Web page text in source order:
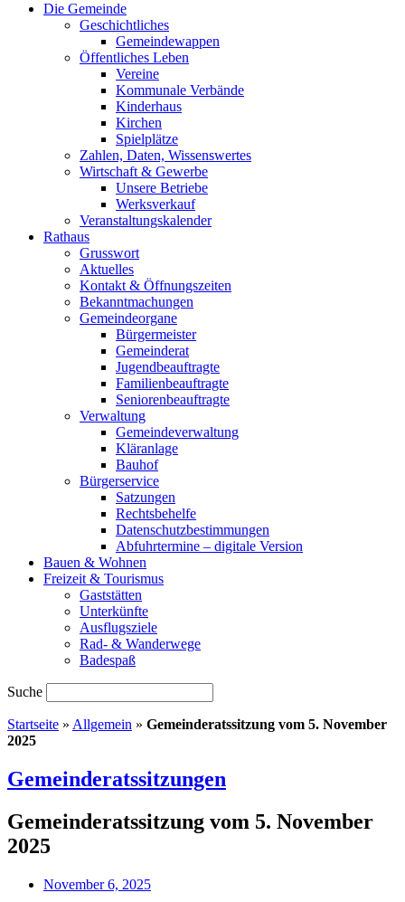
Die Gemeinde
Geschichtliches
Gemeindewappen
Öffentliches Leben
Vereine
Kommunale Verbände
Kinderhaus
Kirchen
Spielplätze
Zahlen, Daten, Wissenswertes
Wirtschaft & Gewerbe
Unsere Betriebe
Werksverkauf
Veranstaltungskalender
Rathaus
Grusswort
Aktuelles
Kontakt & Öffnungszeiten
Bekanntmachungen
Gemeindeorgane
Bürgermeister
Gemeinderat
Jugendbeauftragte
Familienbeauftragte
Seniorenbeauftragte
Verwaltung
Gemeindeverwaltung
Kläranlage
Bauhof
Bürgerservice
Satzungen
Rechtsbehelfe
Datenschutzbestimmungen
Abfuhrtermine – digitale Version
Bauen & Wohnen
Freizeit & Tourismus
Gaststätten
Unterkünfte
Ausflugsziele
Rad- & Wanderwege
Badespaß
Suche
Startseite » Allgemein » Gemeinderatssitzung vom 5. November
2025
Gemeinderatssitzungen
Gemeinderatssitzung vom 5. November
2025
November 6, 2025